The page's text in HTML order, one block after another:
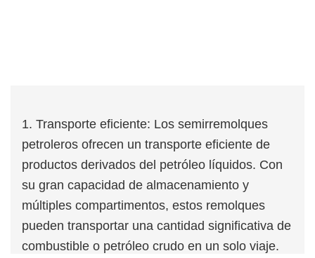
1. Transporte eficiente: Los semirremolques
petroleros ofrecen un transporte eficiente de
productos derivados del petróleo líquidos. Con
su gran capacidad de almacenamiento y
múltiples compartimentos, estos remolques
pueden transportar una cantidad significativa de
combustible o petróleo crudo en un solo viaje.